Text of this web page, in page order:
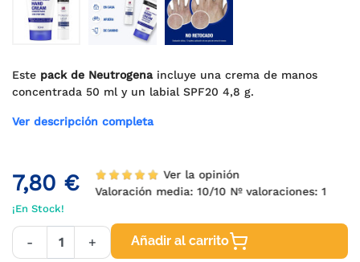
Este pack de Neutrogenaincluye una crema de manos
concentrada 50 ml y un labial SPF20 4,8 g.
Ver descripción completa
7,80 €
Ver la opinión
Valoración media: 10/10 Nº valoraciones: 1
¡En Stock!
- + Añadir al carrito